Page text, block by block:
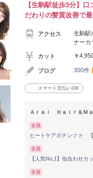
【生駒駅徒歩3分】
だわりの髪質改善で
アクセス
生駒駅
ナーカ
カット ￥
ブログ 300件
スマート支払いOK
Ａｒａｉ Ｈａｉｒ＆Ｍ
全員
ヒートケアポテンツァ
全員
【人気No,1】似合わせ
全員